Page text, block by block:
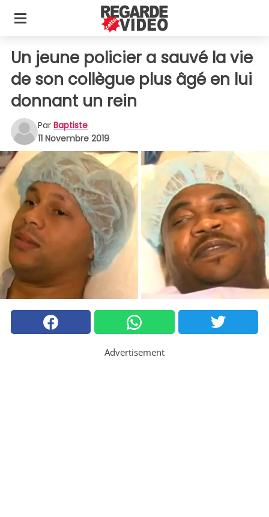
Un jeune policier a sauvé la vie
de son collègue plus âgé en lui
donnant un rein
Par Baptiste
11 Novembre 2019
Advertisement